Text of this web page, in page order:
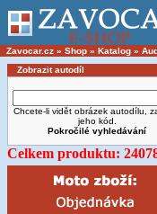
Zavocar.cz » Shop » Katalog »
Zobrazit autodíl
Chcete-li vidět obrázek autodílu,
jeho kód.
Pokročilé vyhledávání
Celkem produktu: